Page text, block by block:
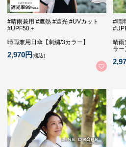
#晴雨兼用 #遮熱 #遮光 #UVカット
#UPF50＋
晴雨兼用日傘【刺繍/3カラー】
2,970円(税込)
#晴
晴雨
ラー